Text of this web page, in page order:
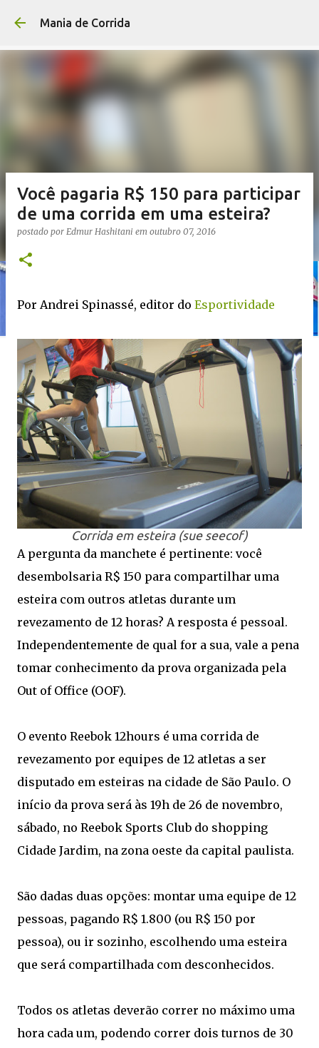
Mania de Corrida
Você pagaria R$ 150 para participar
de uma corrida em uma esteira?
postado por Edmur Hashitani em outubro 07, 2016
Por Andrei Spinassé, editor do Esportividade
Corrida em esteira (sue seecof)
A pergunta da manchete é pertinente: você
desembolsaria R$ 150 para compartilhar uma
esteira com outros atletas durante um
revezamento de 12 horas? A resposta é pessoal.
Independentemente de qual for a sua, vale a pena
tomar conhecimento da prova organizada pela
Out of Office (OOF).
O evento Reebok 12hours é uma corrida de
revezamento por equipes de 12 atletas a ser
disputado em esteiras na cidade de São Paulo. O
início da prova será às 19h de 26 de novembro,
sábado, no Reebok Sports Club do shopping
Cidade Jardim, na zona oeste da capital paulista.
São dadas duas opções: montar uma equipe de 12
pessoas, pagando R$ 1.800 (ou R$ 150 por
pessoa), ou ir sozinho, escolhendo uma esteira
que será compartilhada com desconhecidos.
Todos os atletas deverão correr no máximo uma
hora cada um, podendo correr dois turnos de 30